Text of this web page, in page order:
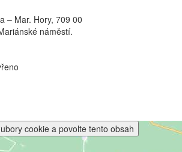
– Mar. Hory, 709 00
náměstí.
cookie a povolte tento obsah